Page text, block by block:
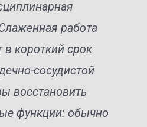
работа
в короткий срок
сосудистой
восстановить
функции: обычно